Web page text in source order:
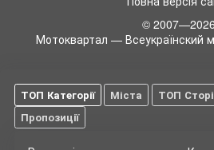
© 2007—2026
Мотоквартал — Всеукраїнский
ТОП Категорії Міста ТОП
Пропозиції